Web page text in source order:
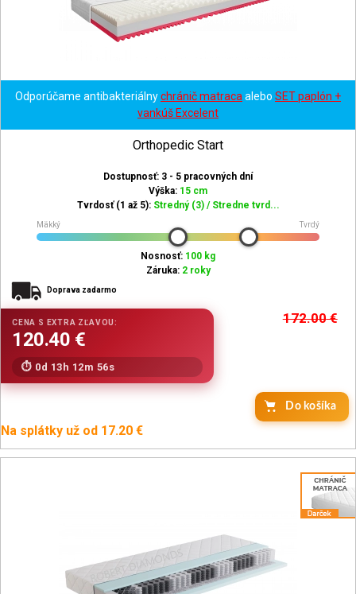
Odporúčame antibakteriálnychránič matraca alebo SET paplón +
vankúš Excelent
Orthopedic Start
Dostupnosť: 3 - 5 pracovných dní
Výška: 15 cm
Tvrdosť (1 až 5): Stredný (3) / Stredne tvrd...
Mäkký Tvrdý
Nosnosť: 100 kg
Záruka: 2 roky
Doprava zadarmo
172.00€
0d 13h 12m 54s
Do košíka
Na splátky už od 17.20 €